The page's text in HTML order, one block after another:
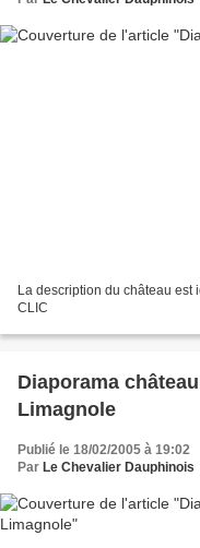
La description du château est
CLIC
Diaporama
Limagnole
Publié le 18/02/2005 à 19:02
Par Le Chevalier Dauphinois